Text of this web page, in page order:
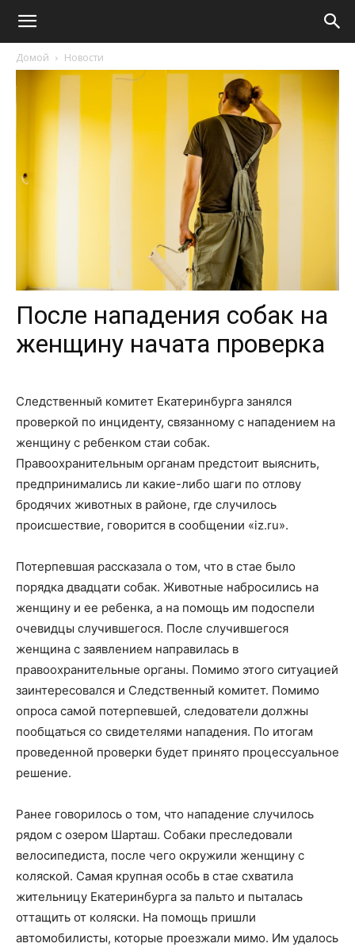
Домой Новости
После нападения собак на
женщину начата проверка
Следственный комитет Екатеринбурга занялся
проверкой по инциденту, связанному с нападением на
женщину с ребенком стаи собак.
Правоохранительным органам предстоит выяснить,
предпринимались ли какие-либо шаги по отлову
бродячих животных в районе, где случилось
происшествие, говорится в сообщении «iz.ru».
Потерпевшая рассказала о том, что в стае было
порядка двадцати собак. Животные набросились на
женщину и ее ребенка, а на помощь им подоспели
очевидцы случившегося. После случившегося
женщина с заявлением направилась в
правоохранительные органы. Помимо этого ситуацией
заинтересовался и Следственный комитет. Помимо
опроса самой потерпевшей, следователи должны
пообщаться со свидетелями нападения. По итогам
проведенной проверки будет принято процессуальное
решение.
Ранее говорилось о том, что нападение случилось
рядом с озером Шарташ. Собаки преследовали
велосипедиста, после чего окружили женщину с
коляской. Самая крупная особь в стае схватила
жительницу Екатеринбурга за пальто и пыталась
оттащить от коляски. На помощь пришли
автомобилисты, которые проезжали мимо. Им удалось